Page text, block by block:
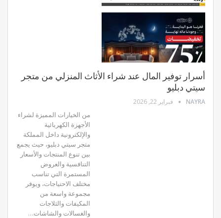
أسرار توفير المال عند شراء الأثاث المنزلي من متجر
سيتي دبليو
NAYRA فبراير 22, 2026
من الخيارات المميزة لشراء
الأجهزة الكهربائية
والإلكترونية داخل المملكة
متجر سيتي دبليو، حيث يجمع
بين تنوع المنتجات والأسعار
التنافسية والعروض
المستمرة التي تناسب
مختلف الاحتياجات، ويوفر
مجموعة واسعة من
المكيفات والثلاجات
والغسالات والشاشات…